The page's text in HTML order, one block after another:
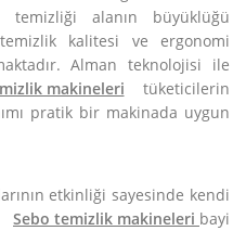
temizliği alanın büyüklüğü
kalitesi ve ergonomi
Alman teknolojisi ile
makineleri tüketicilerin
pratik bir makinada uygun
etkinliği sayesinde kendi
Sebo temizlik makineleri bayi